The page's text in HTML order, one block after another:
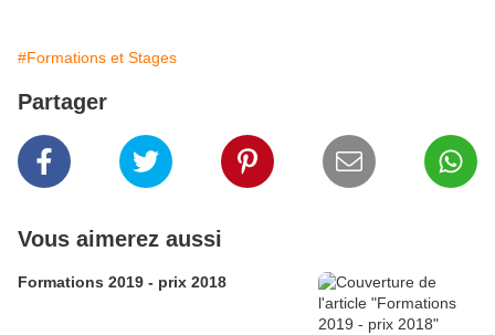
#Formations et Stages
Partager
Vous aimerez aussi
Formations 2019 - prix 2018